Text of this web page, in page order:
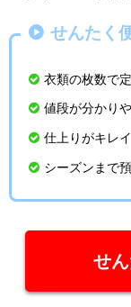
せんたく
衣類の枚数で
値段が分かり
仕上りがキレイ
シーズンまで
せ